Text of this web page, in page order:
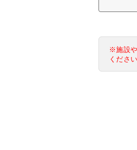
※施設
ください